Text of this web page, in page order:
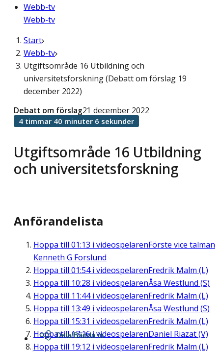
Webb-tv
Webb-tv
Start
Webb-tv
Utgiftsområde 16 Utbildning och
universitetsforskning (Debatt om förslag 19
december 2022)
Utgiftsområde 16 Utbildning
och universitetsforskning
Debatt om förslag21 december 2022
4 timmar 40 minuter 6 sekunder
Anförandelista
Hoppa till 01:13 i videospelarenFörste vice talman
Kenneth G Forslund
Hoppa till 01:54i videospelarenFredrik Malm (L)
Hoppa till 10:28 i videospelarenÅsa Westlund (S)
Hoppa till 11:44i videospelarenFredrik Malm (L)
Hoppa till 13:49 i videospelarenÅsa Westlund (S)
Hoppa till 15:31 i videospelarenFredrik Malm (L)
Hoppa till17:16i videospelarenDaniel Riazat (V)
Hoppa till 19:12 i videospelarenFredrik Malm (L)
Dela/Bädda in